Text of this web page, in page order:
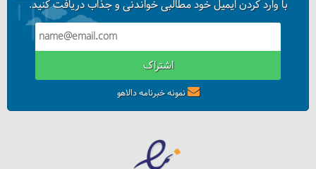
با وارد کردن ایمیل خود مطالبی خواندنی و جذاب دریافت کنید.
اشتراک
نمونه خبرنامه دالاهو